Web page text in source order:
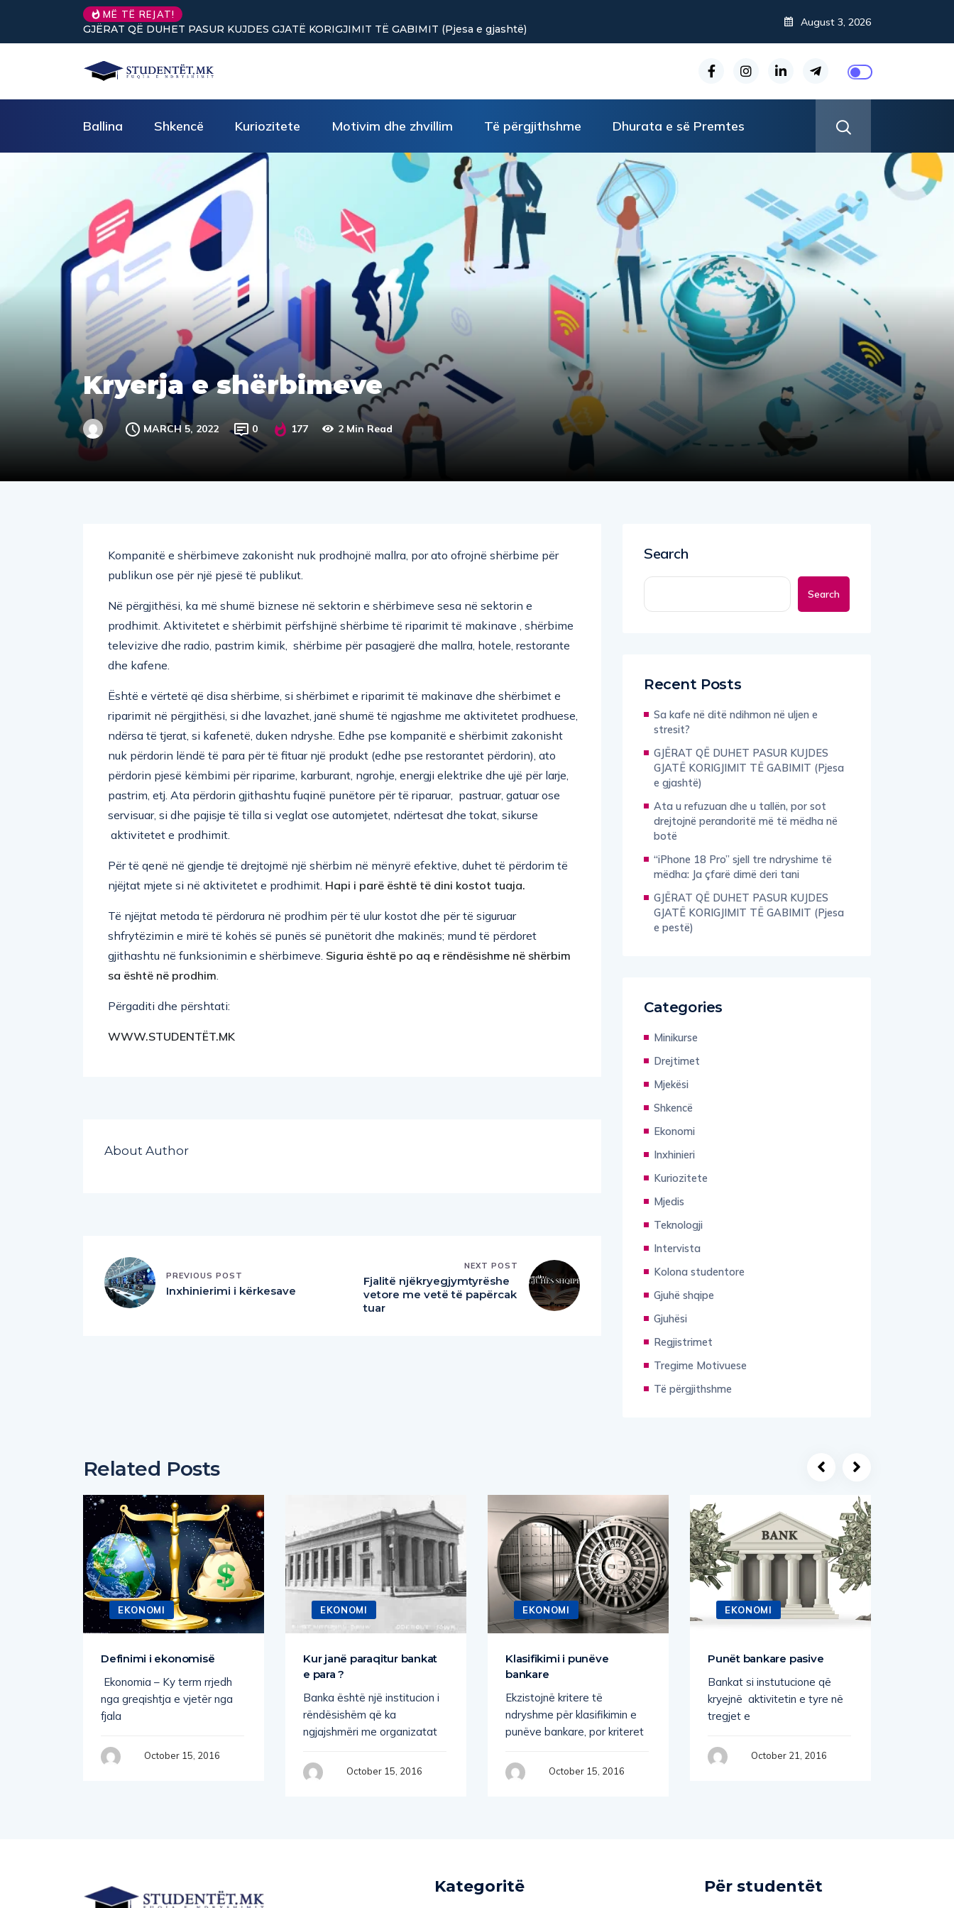
MË TË REJAT!
GJËRAT QË DUHET PASUR KUJDES GJATË KORIGJIMIT TË GABIMIT (Pjesa e gjashtë)
August 3, 2026
Ballina Shkencë Kuriozitete Motivim dhe zhvillim Të përgjithshme Dhurata e së Premtes
Kryerja e shërbimeve
MARCH 5, 2022 0 177 2 Min Read
Kompanitë e shërbimeve zakonisht nuk prodhojnë mallra, por ato ofrojnë shërbime për
publikun ose për një pjesë të publikut.
Në përgjithësi, ka më shumë biznese në sektorin e shërbimeve sesa në sektorin e
prodhimit. Aktivitetet e shërbimit përfshijnë shërbime të riparimit të makinave , shërbime
televizive dhe radio, pastrim kimik, shërbime për pasagjerë dhe mallra, hotele, restorante
dhe kafene.
Është e vërtetë që disa shërbime, si shërbimet e riparimit të makinave dhe shërbimet e
riparimit në përgjithësi, si dhe lavazhet, janë shumë të ngjashme me aktivitetet prodhuese,
ndërsa të tjerat, si kafenetë, duken ndryshe. Edhe pse kompanitë e shërbimit zakonisht
nuk përdorin lëndë të para për të fituar një produkt (edhe pse restorantet përdorin), ato
përdorin pjesë këmbimi për riparime, karburant, ngrohje, energji elektrike dhe ujë për larje,
pastrim, etj. Ata përdorin gjithashtu fuqinë punëtore për të riparuar, pastruar, gatuar ose
servisuar, si dhe pajisje të tilla si veglat ose automjetet, ndërtesat dhe tokat, sikurse
aktivitetet e prodhimit.
Për të qenë në gjendje të drejtojmë një shërbim në mënyrë efektive, duhet të përdorim të
njëjtat mjete si në aktivitetet e prodhimit. Hapi i parë është të dini kostot tuaja.
Të njëjtat metoda të përdorura në prodhim për të ulur kostot dhe për të siguruar
shfrytëzimin e mirë të kohës së punës së punëtorit dhe makinës; mund të përdoret
gjithashtu në funksionimin e shërbimeve. Siguria është po aq e rëndësishme në shërbim
sa është në prodhim
Përgaditi dhe përshtati:
WWW.STUDENTËT.MK
About Author
PREVIOUS POST
Inxhinierimi i kërkesave
NEXT POST
Fjalitë njëkryegjymtyrëshe
vetore me vetë të papërcak
tuar
Search
Search
Recent Posts
Sa kafe në ditë ndihmon në uljen e
stresit?
GJËRAT QË DUHET PASUR KUJDES
GJATË KORIGJIMIT TË GABIMIT (Pjesa
e gjashtë)
Ata u refuzuan dhe u tallën, por sot
drejtojnë perandoritë më të mëdha në
botë
“iPhone 18 Pro” sjell tre ndryshime të
mëdha: Ja çfarë dimë deri tani
GJËRAT QË DUHET PASUR KUJDES
GJATË KORIGJIMIT TË GABIMIT (Pjesa
e pestë)
Categories
Minikurse
Drejtimet
Mjekësi
Shkencë
Ekonomi
Inxhinieri
Kuriozitete
Mjedis
Teknologji
Intervista
Kolona studentore
Gjuhë shqipe
Gjuhësi
Regjistrimet
Tregime Motivuese
Të përgjithshme
Related Posts
EKONOMI
Definimi i ekonomisë
Ekonomia – Ky term rrjedh
nga greqishtja e vjetër nga
fjala
October 15, 2016
EKONOMI
Kur janë paraqitur bankat
e para ?
Banka është një institucion i
rëndësishëm që ka
ngjajshmëri me organizatat
October 15, 2016
EKONOMI
Klasifikimi i punëve
bankare
Ekzistojnë kritere të
ndryshme për klasifikimin e
punëve bankare, por kriteret
October 15, 2016
EKONOMI
Punët bankare pasive
Bankat si instutucione që
kryejnë aktivitetin e tyre në
tregjet e
October 21, 2016
Kategoritë Për studentët